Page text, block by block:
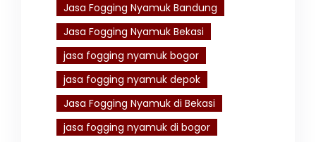
Jasa Fogging Nyamuk Bandung
Jasa Fogging Nyamuk Bekasi
jasa fogging nyamuk bogor
jasa fogging nyamuk depok
Jasa Fogging Nyamuk di Bekasi
jasa fogging nyamuk di bogor